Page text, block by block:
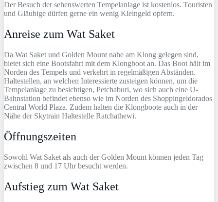
Der Besuch der sehenswerten Tempelanlage ist kostenlos. Touristen
und Gläubige dürfen gerne ein wenig Kleingeld opfern.
Anreise zum Wat Saket
Da Wat Saket und Golden Mount nahe am Klong gelegen sind,
bietet sich eine Bootsfahrt mit dem Klongboot an. Das Boot hält im
Norden des Tempels und verkehrt in regelmäßigen Abständen.
Haltestellen, an welchen Interessierte zusteigen können, um die
Tempelanlage zu besichtigen, Petchaburi, wo sich auch eine U-
Bahnstation befindet ebenso wie im Norden des Shoppingeldorados
Central World Plaza. Zudem halten die Klongboote auch in der
Nähe der Skytrain Haltestelle Ratchathewi.
Öffnungszeiten
Sowohl Wat Saket als auch der Golden Mount können jeden Tag
zwischen 8 und 17 Uhr besucht werden.
Aufstieg zum Wat Saket